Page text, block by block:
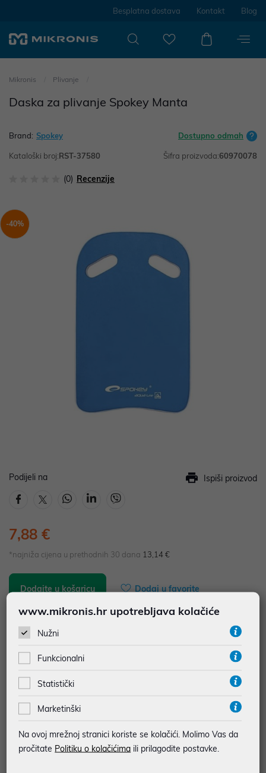
Besplatna dostava Kontakt Blog
Mikronis Plivanje
Daska za plivanje Spokey Manta
Brand: Spokey Dostupno odmah
Kataloški broj:RST-37580 Šifra proizvoda:60970078
(0) Recenzije
-40%
Podijeli na Ispiši proizvod
7,88 €
*najniža cijena u prethodnih 30 dana 13,14 €
Dodajte u košaricu Dodaj u favorite
Vidi detalje
JAMSTVO 3 MJ.
BESPLATNA DOSTAVA ZA NARUDŽBE IZNAD 66,36€
MOGUĆNOST PLAĆANJA NA RATE
www.mikronis.hr upotrebljava kolačiće
Nužni
Funkcionalni
Statistički
Marketinški
Na ovoj mrežnoj stranici koriste se kolačići. Molimo Vas da
pročitate Politiku o kolačićima ili prilagodite postavke.